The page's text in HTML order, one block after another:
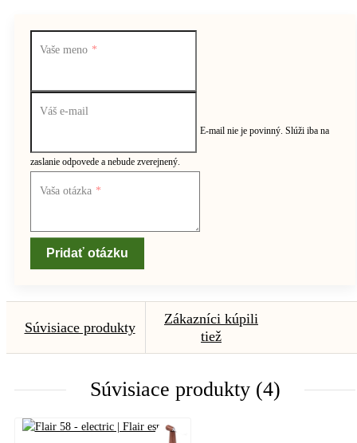
Vaše meno
Váš e-mail
E-mail nie je povinný. Slúži iba na
zaslanie odpovede a nebude zverejnený.
Vaša otázka
Pridať otázku
Súvisiace produkty
Zákazníci kúpili
tiež
Súvisiace produkty (4)